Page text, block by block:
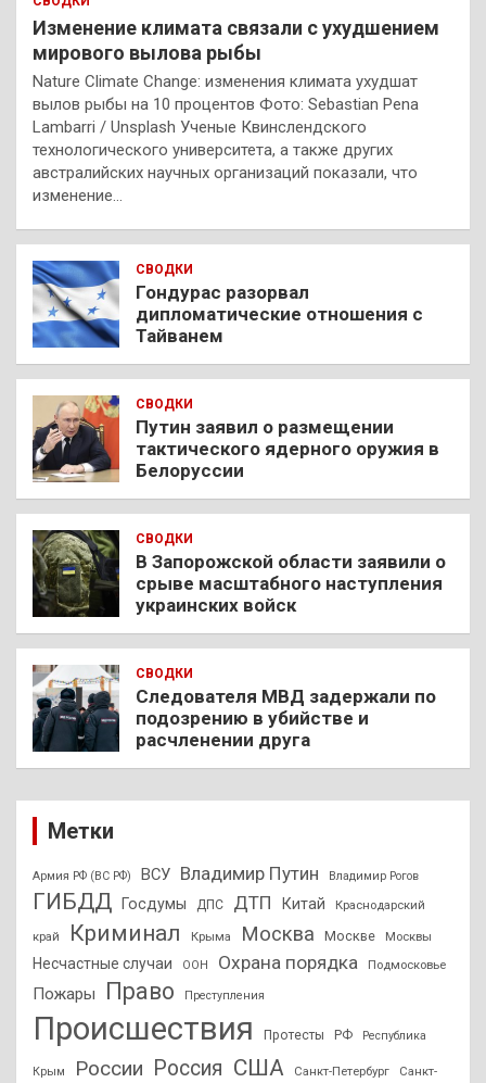
Изменение климата связали с ухудшением
мирового вылова рыбы
Nature Climate Change: изменения климата ухудшат
вылов рыбы на 10 процентов Фото: Sebastian Pena
Lambarri / Unsplash Ученые Квинслендского
технологического университета, а также других
австралийских научных организаций показали, что
изменение…
СВОДКИ
Гондурас разорвал
дипломатические отношения с
Тайванем
СВОДКИ
Путин заявил о размещении
тактического ядерного оружия в
Белоруссии
СВОДКИ
В Запорожской области заявили о
срыве масштабного наступления
украинских войск
СВОДКИ
Следователя МВД задержали по
подозрению в убийстве и
расчленении друга
Метки
Армия РФ (ВС РФ) ВСУ Владимир Путин Владимир Рогов
ГИБДД Госдумы ДПС ДТП Китай Краснодарский
край Криминал Крыма Москва Москве Москвы
Несчастные случаи ООН Охрана порядка Подмосковье
Пожары Право Преступления
Происшествия Протесты РФ Республика
Крым России Россия США Санкт-Петербург
Санкт-